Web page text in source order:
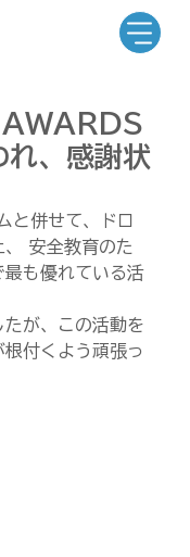
、感謝状
と併せて、ドロ
安全教育のた
も優れている活
が、この活動を
付くよう頑張っ